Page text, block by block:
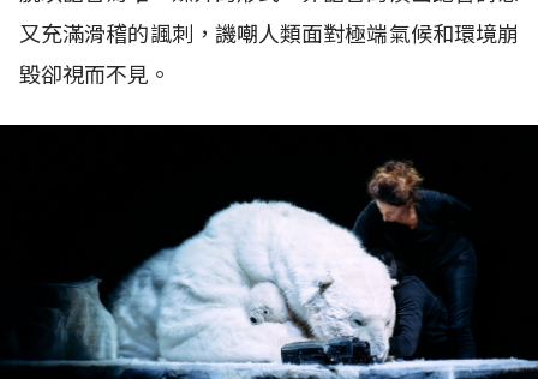
又充滿滑稽的諷刺，譏嘲人類面對極端氣候和環境崩
毀卻視而不見。